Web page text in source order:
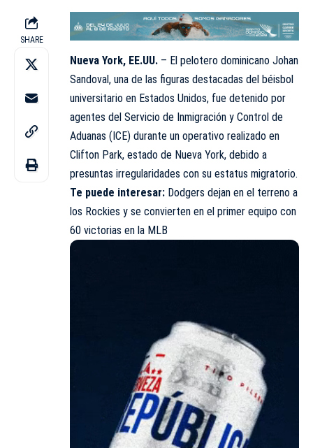
SHARE
Nueva York, EE.UU. – El pelotero dominicano Johan
Sandoval, una de las figuras destacadas del béisbol
universitario en Estados Unidos, fue detenido por
agentes del Servicio de Inmigración y Control de
Aduanas (ICE) durante un operativo realizado en
Clifton Park, estado de Nueva York, debido a
presuntas irregularidades con su estatus migratorio.
Te puede interesar: Dodgers dejan en el terreno a
los Rockies y se convierten en el primer equipo con
60 victorias en la MLB